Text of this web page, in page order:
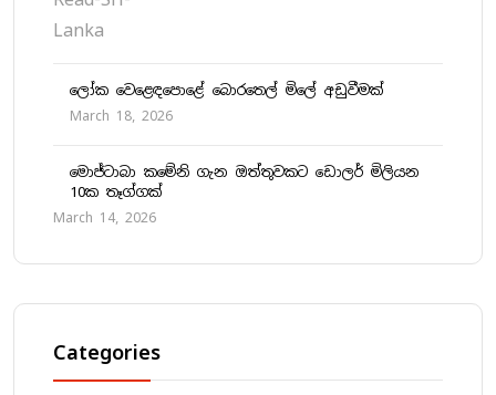
ලෝක වෙළෙඳපොළේ බොරතෙල් මිලේ අඩුවීමක්
March 18, 2026
මොජ්ටාබා කමේනි ගැන ඔත්තුවකට ඩොලර් මිලියන
10ක තෑග්ගක්
March 14, 2026
Categories